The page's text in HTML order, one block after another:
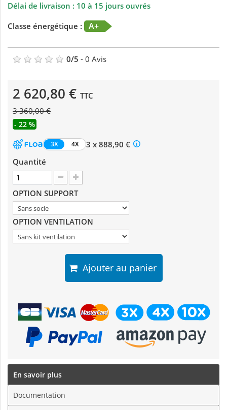
Délai de livraison : 10 à 15 jours ouvrés
Classe énergétique :
A+
0/5 - 0 Avis
2 620,80 € TTC
3 360,00 €
- 22 %
3X 4X
3 x 888,90 €
Quantité
OPTION SUPPORT
OPTION VENTILATION
Ajouter au panier
En savoir plus
Documentation